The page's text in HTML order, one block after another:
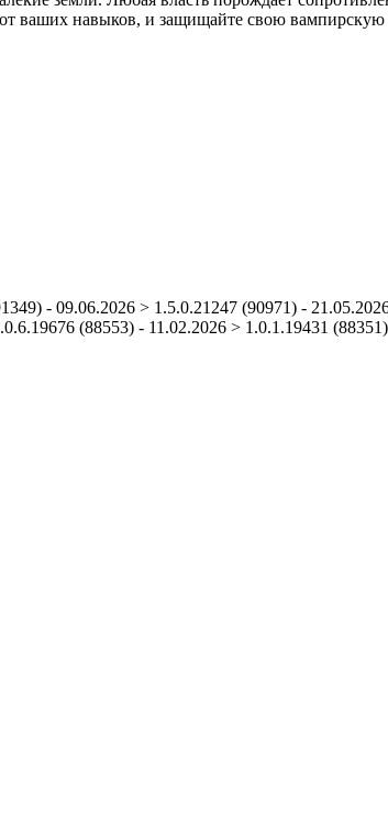
ваших навыков, и защищайте свою вампирскую
- 09.06.2026 > 1.5.0.21247 (90971) -
(88553) - 11.02.2026 > 1.0.1.19431